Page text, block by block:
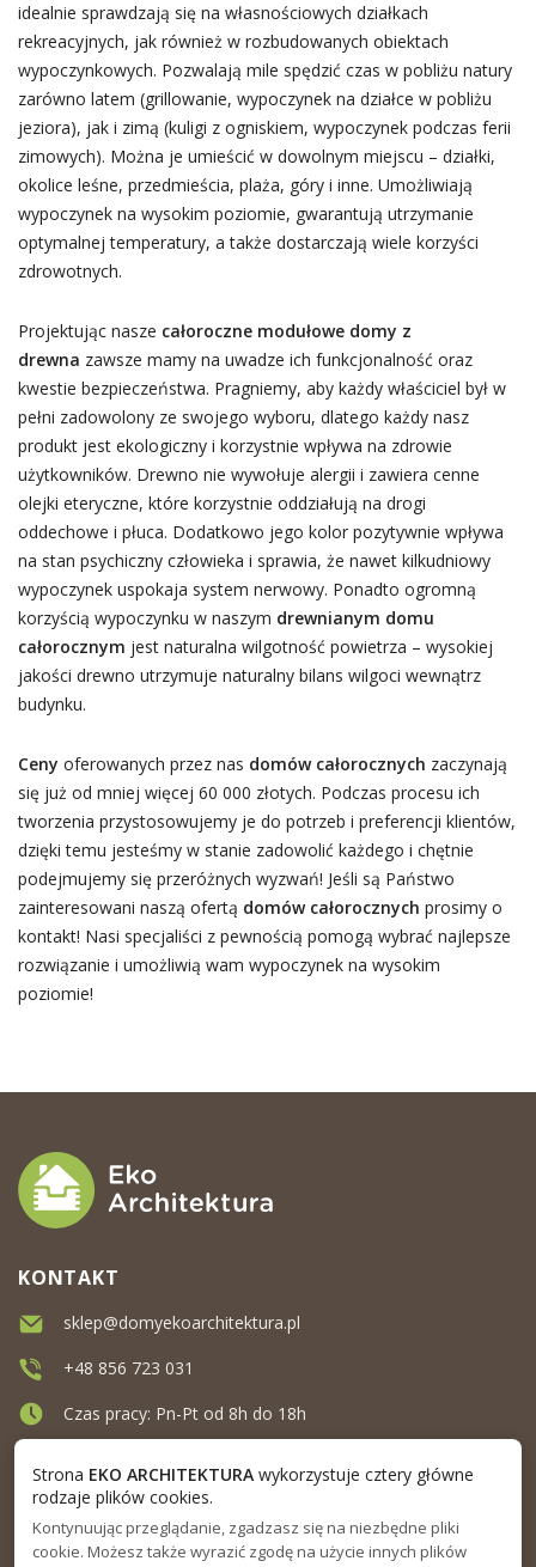
idealnie sprawdzają się na własnościowych działkach
rekreacyjnych, jak również w rozbudowanych obiektach
wypoczynkowych. Pozwalają mile spędzić czas w pobliżu natury
zarówno latem (grillowanie, wypoczynek na działce w pobliżu
jeziora), jak i zimą (kuligi z ogniskiem, wypoczynek podczas ferii
zimowych). Można je umieścić w dowolnym miejscu – działki,
okolice leśne, przedmieścia, plaża, góry i inne. Umożliwiają
wypoczynek na wysokim poziomie, gwarantują utrzymanie
optymalnej temperatury, a także dostarczają wiele korzyści
zdrowotnych.
Projektując nasze całoroczne modułowe domy z
drewna zawsze mamy na uwadze ich funkcjonalność oraz
kwestie bezpieczeństwa. Pragniemy, aby każdy właściciel był w
pełni zadowolony ze swojego wyboru, dlatego każdy nasz
produkt jest ekologiczny i korzystnie wpływa na zdrowie
użytkowników. Drewno nie wywołuje alergii i zawiera cenne
olejki eteryczne, które korzystnie oddziałują na drogi
oddechowe i płuca. Dodatkowo jego kolor pozytywnie wpływa
na stan psychiczny człowieka i sprawia, że nawet kilkudniowy
wypoczynek uspokaja system nerwowy. Ponadto ogromną
korzyścią wypoczynku w naszym drewnianym domu
całorocznym jest naturalna wilgotność powietrza – wysokiej
jakości drewno utrzymuje naturalny bilans wilgoci wewnątrz
budynku.
Ceny oferowanych przez nas domów całorocznych zaczynają
się już od mniej więcej 60 000 złotych. Podczas procesu ich
tworzenia przystosowujemy je do potrzeb i preferencji klientów,
dzięki temu jesteśmy w stanie zadowolić każdego i chętnie
podejmujemy się przeróżnych wyzwań! Jeśli są Państwo
zainteresowani naszą ofertą domów całorocznych prosimy o
kontakt! Nasi specjaliści z pewnością pomogą wybrać najlepsze
rozwiązanie i umożliwią wam wypoczynek na wysokim
poziomie!
MENU
KONTAKT
sklep@domyekoarchitektura.pl
+48 856 723 031
Czas pracy: Pn-Pt od 8h do 18h
Strona EKO ARCHITEKTURAwykorzystuje cztery główne
rodzaje plików cookies.
Kontynuując przeglądanie, zgadzasz się na niezbędne pliki
cookie. Możesz także wyrazić zgodę na użycie innych plików